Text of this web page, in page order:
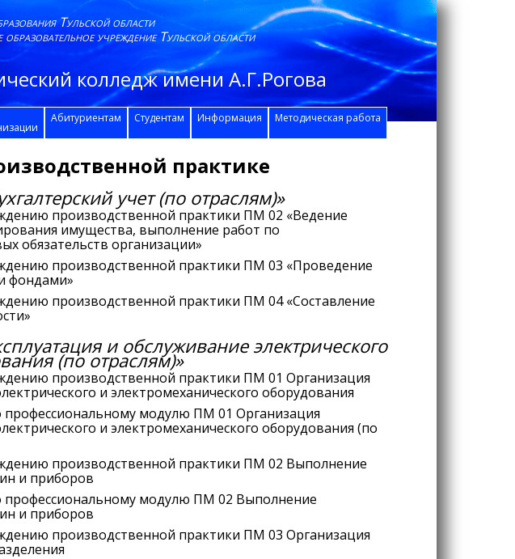
Тульской области
учреждение Тульской области
колледж имени А.Г.Рогова
Абитуриентам Студентам Информация Методическая работа
практике
учет (по отраслям)»
производственной практики ПМ 02 «Ведение
имущества, выполнение работ по
обязательств организации»
производственной практики ПМ 03 «Проведение
фондами»
производственной практики ПМ 04 «Составление
и обслуживание электрического
(по отраслям)»
производственной практики ПМ 01 Организация
и электромеханического оборудования
модулю ПМ 01 Организация
и электромеханического оборудования (по
производственной практики ПМ 02 Выполнение
и приборов
профессиональному модулю ПМ 02 Выполнение
и приборов
производственной практики ПМ 03 Организация